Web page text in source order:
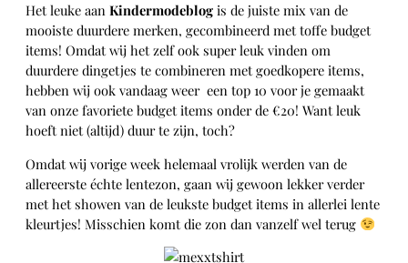
Het leuke aan Kindermodeblog is de juiste mix van de
mooiste duurdere merken, gecombineerd met toffe budget
items! Omdat wij het zelf ook super leuk vinden om
duurdere dingetjes te combineren met goedkopere items,
hebben wij ook vandaag weer een top 10 voor je gemaakt
van onze favoriete budget items onder de €20! Want leuk
hoeft niet (altijd) duur te zijn, toch?
Omdat wij vorige week helemaal vrolijk werden van de
allereerste échte lentezon, gaan wij gewoon lekker verder
met het showen van de leukste budget items in allerlei lente
kleurtjes! Misschien komt die zon dan vanzelf wel terug